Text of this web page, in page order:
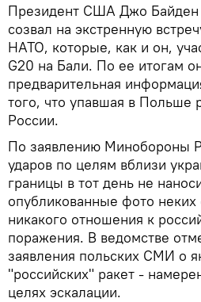
Президент США Джо Байден
созвал на экстренную
НАТО, которые, как и он,
G20 на Бали. По ее итогам
предварительная
того, что упавшая в Польше
России.
По заявлению Минобороны
ударов по целям вблизи
границы в тот день не
опубликованные фото
никакого отношения к
поражения. В ведомстве
заявления польских СМИ о
"российских" ракет -
целях эскалации.